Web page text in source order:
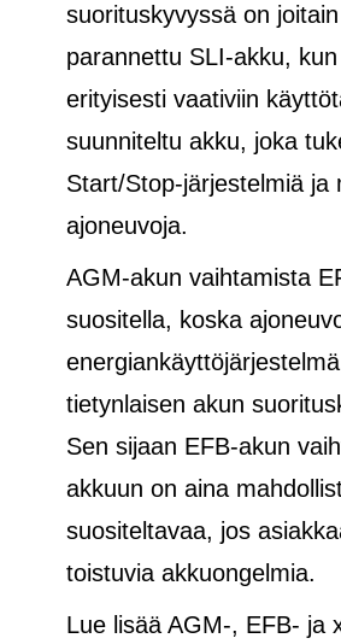
suorituskyvyssä on
parannettu SLI-akku,
erityisesti vaativiin
suunniteltu akku, joka
Start/Stop-järjestelmiä ja
ajoneuvoja.
AGM-akun vaihtamista
suositella, koska
tietynlaisen akun
Sen sijaan EFB-akun
akkuun on aina
suositeltavaa, jos
toistuvia akkuongelmia.
Lue lisää AGM-, EFB- ja